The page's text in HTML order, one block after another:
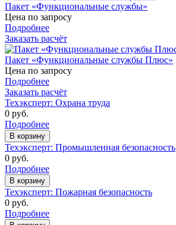
Пакет «Функциональные службы»
Цена по запросу
Подробнее
Заказать расчёт
Пакет «Функциональные службы Плюс»
Цена по запросу
Подробнее
Заказать расчёт
Техэксперт: Охрана труда
0 руб.
Подробнее
В корзину
Техэксперт: Промышленная безопасность
0 руб.
Подробнее
В корзину
Техэксперт: Пожарная безопасность
0 руб.
Подробнее